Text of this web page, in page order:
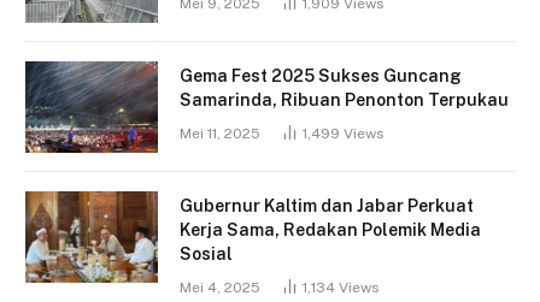
Mei 9, 2025 1,909 Views
Gema Fest 2025 Sukses Guncang
Samarinda, Ribuan Penonton Terpukau
Mei 11, 2025 1,499 Views
Gubernur Kaltim dan Jabar Perkuat
Kerja Sama, Redakan Polemik Media
Sosial
Mei 4, 2025 1,134 Views